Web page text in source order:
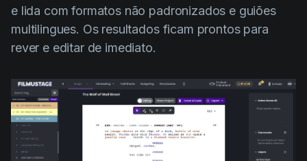
e lida com formatos não padronizados e guiões
multilingues. Os resultados ficam prontos para
rever e editar de imediato.